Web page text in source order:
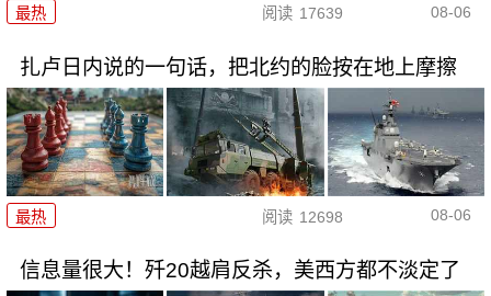
最热 阅读 17639 08-06
扎卢日内说的一句话，把北约的脸按在地上摩擦
最热 阅读 12698 08-06
信息量很大！歼20越肩反杀，美西方都不淡定了